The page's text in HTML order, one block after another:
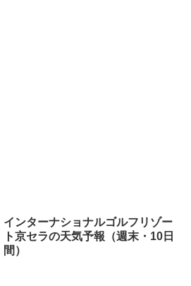
インターナショナルゴルフリゾー
ト京セラの天気予報（週末・10日
間）